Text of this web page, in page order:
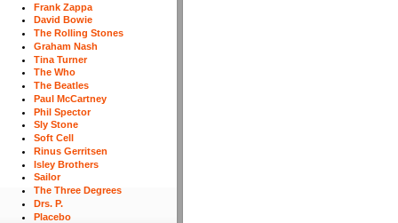
Frank Zappa
David Bowie
The Rolling Stones
Graham Nash
Tina Turner
The Who
The Beatles
Paul McCartney
Phil Spector
Sly Stone
Soft Cell
Rinus Gerritsen
Isley Brothers
Sailor
The Three Degrees
Drs. P.
Placebo